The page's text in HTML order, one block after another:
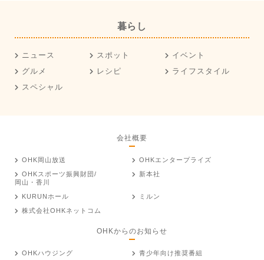
暮らし
ニュース スポット
イベント
グルメ
レシピ
ライフスタイル
スペシャル
会社概要
OHK岡山放送
OHKエンタープライズ
OHKスポーツ振興財団/
岡山・香川
新本社
KURUNホール
ミルン
株式会社OHKネットコム
OHKからのお知らせ
OHKハウジング 青少年向け推奨番組